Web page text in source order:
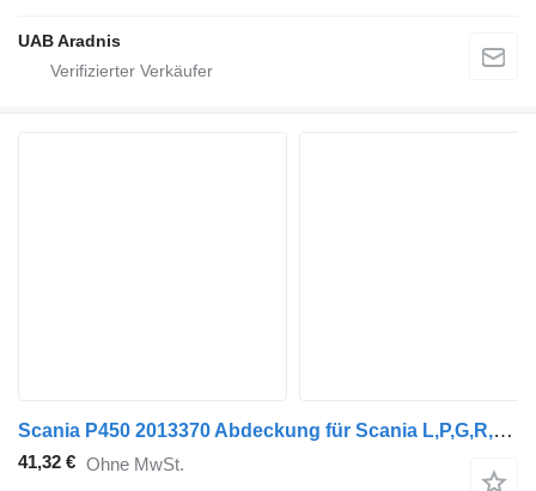
UAB Aradnis
Scania P450 2013370 Abdeckung für Scania L,P,G,R,S series LKW
41,32 € Ohne MwSt.